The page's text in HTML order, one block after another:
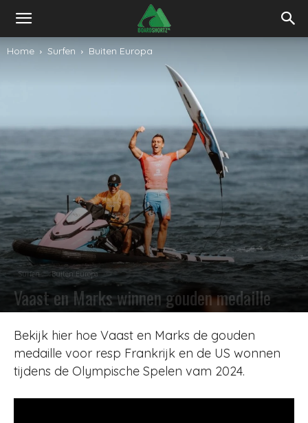
Home Surfen Buiten Europa
Surfen Buiten Europa
Vaast en Marks winnen gouden medaille
Bekijk hier hoe Vaast en Marks de gouden
medaille voor resp Frankrijk en de US wonnen
tijdens de Olympische Spelen vam 2024.